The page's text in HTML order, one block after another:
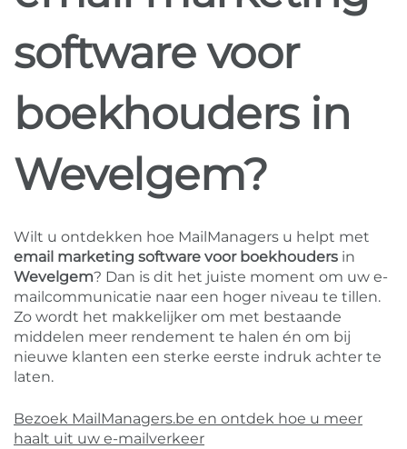
software voor
boekhouders in
Wevelgem?
Wilt u ontdekken hoe MailManagers u helpt met
email marketing software voor boekhouders in
Wevelgem? Dan is dit het juiste moment om uw e-
mailcommunicatie naar een hoger niveau te tillen.
Zo wordt het makkelijker om met bestaande
middelen meer rendement te halen én om bij
nieuwe klanten een sterke eerste indruk achter te
laten.
Bezoek MailManagers.be en ontdek hoe u meer
haalt uit uw e-mailverkeer